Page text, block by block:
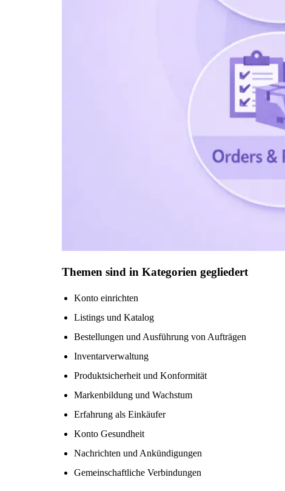
Themen sind in Kategorien gegliedert
Konto einrichten
Listings und Katalog
Bestellungen und Ausführung von Aufträgen
Inventarverwaltung
Produktsicherheit und Konformität
Markenbildung und Wachstum
Erfahrung als Einkäufer
Konto Gesundheit
Nachrichten und Ankündigungen
Gemeinschaftliche Verbindungen